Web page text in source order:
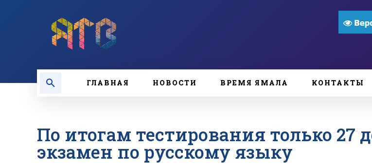
ГЛАВНАЯ НОВОСТИ ВРЕМЯ ЯМАЛА КОНТАКТЫ
По итогам тестирования только 27
экзамен по русскому языку